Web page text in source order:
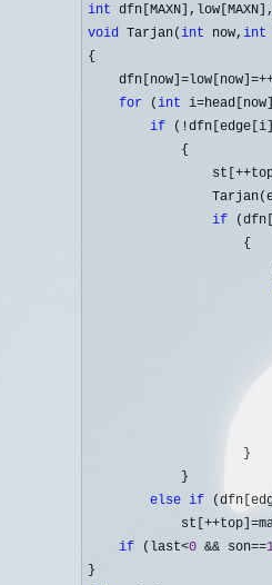
int
void Tarjan(int now, int
{
    dfn[now]
for (int
if (!
            {
                st[
if
                    {
            }
else if
            st[
if (last<0 && son==